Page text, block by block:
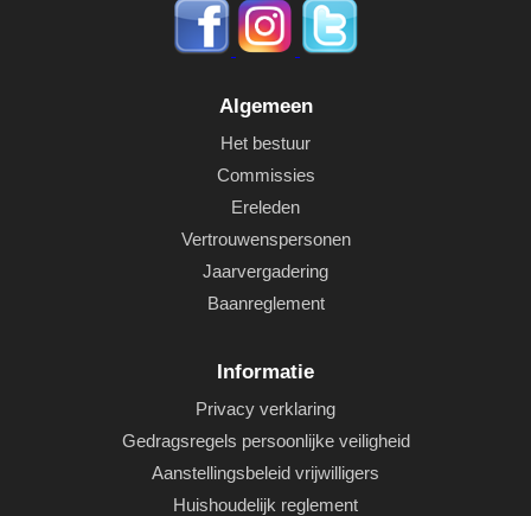
Algemeen
Het bestuur
Commissies
Ereleden
Vertrouwenspersonen
Jaarvergadering
Baanreglement
Informatie
Privacy verklaring
Gedragsregels persoonlijke veiligheid
Aanstellingsbeleid vrijwilligers
Huishoudelijk reglement